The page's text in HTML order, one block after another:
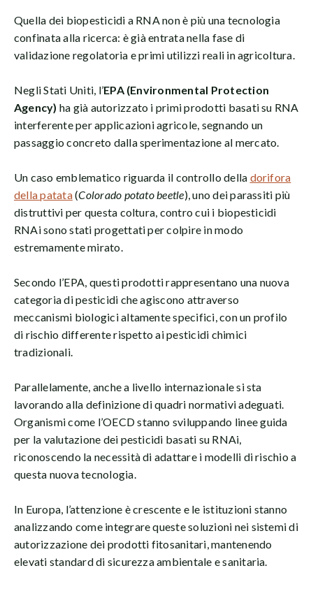
Quella dei biopesticidi a RNA non è più una tecnologia
confinata alla ricerca: è già entrata nella fase di
validazione regolatoria e primi utilizzi reali in agricoltura.
Negli Stati Uniti, l’EPA (Environmental Protection
Agency) ha già autorizzato i primi prodotti basati su RNA
interferente per applicazioni agricole, segnando un
passaggio concreto dalla sperimentazione al mercato.
Un caso emblematico riguarda il controllo della dorifora
della patata(Colorado potato beetle), uno dei parassiti più
distruttivi per questa coltura, contro cui i biopesticidi
RNAi sono stati progettati per colpire in modo
estremamente mirato.
Secondo l’EPA, questi prodotti rappresentano una nuova
categoria di pesticidi che agiscono attraverso
meccanismi biologici altamente specifici, con un profilo
di rischio differente rispetto ai pesticidi chimici
tradizionali.
Parallelamente, anche a livello internazionale si sta
lavorando alla definizione di quadri normativi adeguati.
Organismi come l’OECD stanno sviluppando linee guida
per la valutazione dei pesticidi basati su RNAi,
riconoscendo la necessità di adattare i modelli di rischio a
questa nuova tecnologia.
In Europa, l’attenzione è crescente e le istituzioni stanno
analizzando come integrare queste soluzioni nei sistemi di
autorizzazione dei prodotti fitosanitari, mantenendo
elevati standard di sicurezza ambientale e sanitaria.